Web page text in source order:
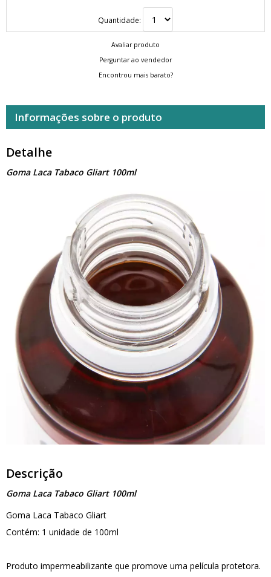
Quantidade:
Avaliar produto
Perguntar ao vendedor
Encontrou mais barato?
Informações sobre o produto
Detalhe
Goma Laca Tabaco Gliart 100ml
Descrição
Goma Laca Tabaco Gliart 100ml
Goma Laca Tabaco Gliart
Contém: 1 unidade de 100ml
Produto impermeabilizante que promove uma película protetora.